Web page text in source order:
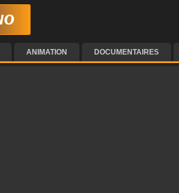
ANIMATION DOCUMENTAIRES